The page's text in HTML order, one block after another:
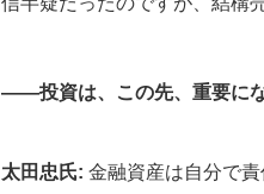
――投資は、この先、重要に
太田忠氏: 金融資産は自分で